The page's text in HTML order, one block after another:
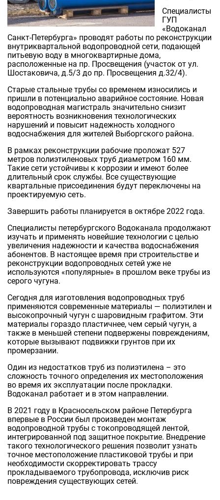
Специалисты
ГУП
«Водоканал
Санкт-Петербурга» проводят работы по реконструкции
внутриквартальной водопроводной сети, подающей
питьевую воду в многоквартирные дома,
расположенные на пр. Просвещения (участок от ул.
Шостаковича, д.5/3 до пр. Просвещения д.32/4).
Старые стальные трубы со временем износились и
пришли в потенциально аварийное состояние. Новая
водопроводная магистраль значительно снизит
вероятность возникновения технологических
нарушений и повысит надежность холодного
водоснабжения для жителей Выборгского района.
В рамках реконструкции рабочие проложат 527
метров полиэтиленовых труб диаметром 160 мм.
Такие сети устойчивы к коррозии и имеют более
длительный срок службы. Все существующие
квартальные присоединения будут переключены на
проектируемую сеть.
Завершить работы планируется в октябре 2022 года.
Специалисты петербургского Водоканала продолжают
изучать и применять новейшие технологии с целью
увеличения надежности и качества водоснабжения
абонентов. В настоящее время при строительстве и
реконструкции водопроводных сетей уже не
используются «популярные» в прошлом веке трубы из
серого чугуна.
Сегодня для изготовления водопроводных труб
применяются современные материалы — полиэтилен и
высокопрочный чугун с шаровидным графитом. Эти
материалы гораздо пластичнее, чем серый чугун, а
также в меньшей степени подвержены повреждениям,
которые вызывают подвижки грунтов при их
промерзании.
Один из недостатков труб из полиэтилена – это
сложность точного определения их местоположения
во время их эксплуатации после прокладки.
Водоканал работает и в этом направлении.
В 2021 году в Красносельском районе Петербурга
впервые в России был произведен монтаж
водопроводной трубы с токопроводящей лентой,
интегрированной под защитное покрытие. Внедрение
такого технологического решения позволит узнать
точное местоположение пластиковой трубы и при
необходимости скорректировать трассу
прокладываемого трубопровода, исключив риск
повреждения существующих сетей.